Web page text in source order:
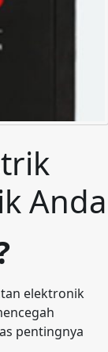
Anda
elektronik
pentingnya